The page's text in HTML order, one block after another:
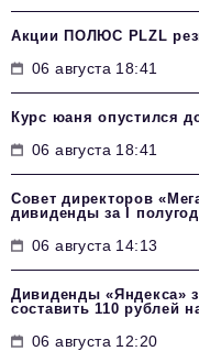
Акции ПОЛЮС PLZL
06 августа 18:41
Курс юаня опустился
06 августа 18:41
Совет директоров
дивиденды за I
06 августа 14:13
Дивиденды «Яндекса»
составить 110 рублей
06 августа 12:20